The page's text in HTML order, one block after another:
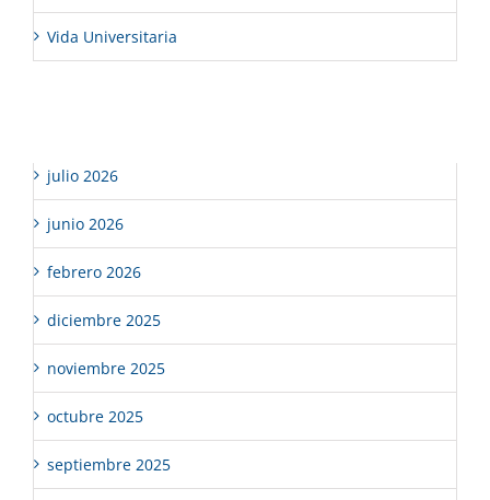
Vida Universitaria
julio 2026
junio 2026
febrero 2026
diciembre 2025
noviembre 2025
octubre 2025
septiembre 2025